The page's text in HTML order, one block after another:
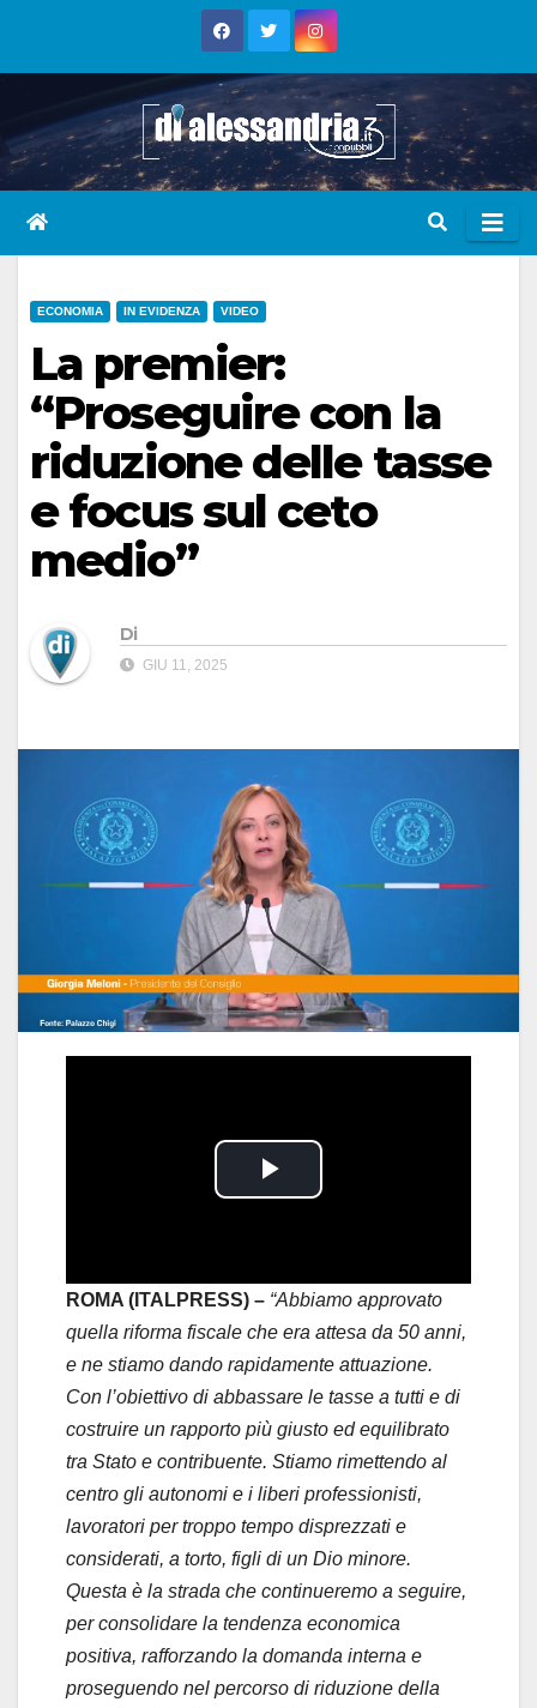
ECONOMIA IN EVIDENZA VIDEO
La premier:
“Proseguire con la
riduzione delle tasse
e focus sul ceto
medio”
Di
GIU 11, 2025
P
a
y
V
i
d
e
o
ROMA (ITALPRESS) – “Abbiamo approvato
quella riforma fiscale che era attesa da 50 anni,
e ne stiamo dando rapidamente attuazione.
Con l’obiettivo di abbassare le tasse a tutti e di
costruire un rapporto più giusto ed equilibrato
tra Stato e contribuente. Stiamo rimettendo al
centro gli autonomi e i liberi professionisti,
lavoratori per troppo tempo disprezzati e
considerati, a torto, figli di un Dio minore.
Questa è la strada che continueremo a seguire,
per consolidare la tendenza economica
positiva, rafforzando la domanda interna e
proseguendo nel percorso di riduzione della